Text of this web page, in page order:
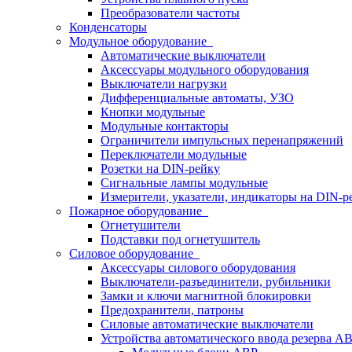
Преобразователи частоты
Конденсаторы
Модульное оборудование
Автоматические выключатели
Аксессуары модульного оборудования
Выключатели нагрузки
Дифференциальные автоматы, УЗО
Кнопки модульные
Модульные контакторы
Ограничители импульсных перенапряжений
Переключатели модульные
Розетки на DIN-рейку
Сигнальные лампы модульные
Измерители, указатели, индикаторы на DIN-
Пожарное оборудование
Огнетушители
Подставки под огнетушитель
Силовое оборудование
Аксессуары силового оборудования
Выключатели-разъединители, рубильники
Замки и ключи магнитной блокировки
Предохранители, патроны
Силовые автоматические выключатели
Устройства автоматического ввода резерва